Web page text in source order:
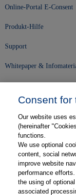
Online-Portal E-Consent
Produkt-Hilfe
Support
Whitepaper &
Karriere
Kontakt
Web-Semniare
Anwenderberichte
Consent for
Our website uses
(hereinafter
functions.
We use optional
content, social
improve website
performance
the using of
associated